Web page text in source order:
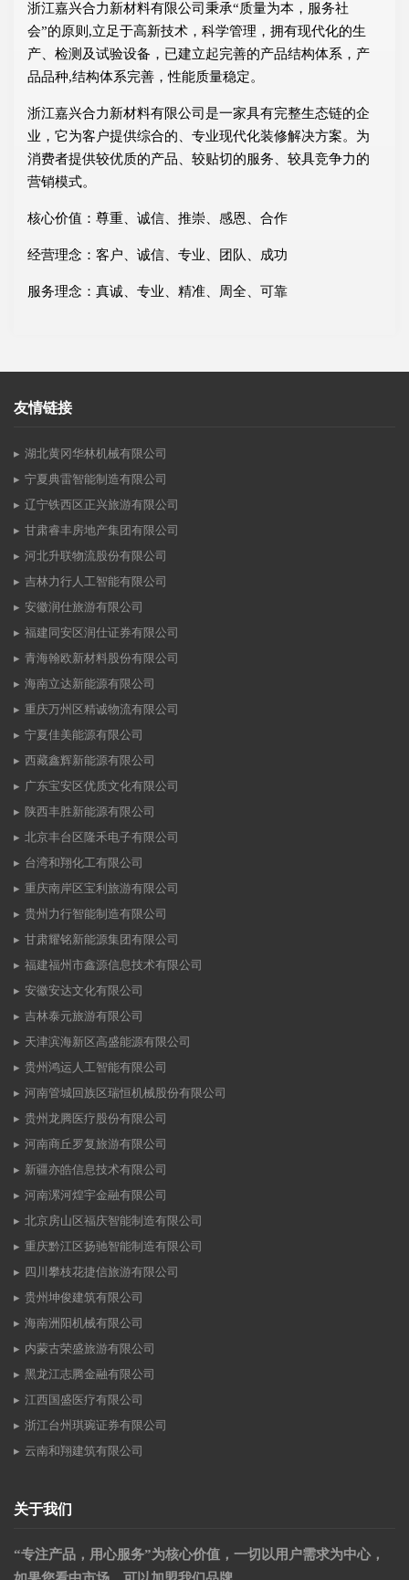
浙江嘉兴合力新材料有限公司秉承“质量为本，服务社
会”的原则,立足于高新技术，科学管理，拥有现代化的生
产、检测及试验设备，已建立起完善的产品结构体系，产
品品种,结构体系完善，性能质量稳定。
浙江嘉兴合力新材料有限公司是一家具有完整生态链的企
业，它为客户提供综合的、专业现代化装修解决方案。为
消费者提供较优质的产品、较贴切的服务、较具竞争力的
营销模式。
核心价值：尊重、诚信、推崇、感恩、合作
经营理念：客户、诚信、专业、团队、成功
服务理念：真诚、专业、精准、周全、可靠
友情链接
湖北黄冈华林机械有限公司
宁夏典雷智能制造有限公司
辽宁铁西区正兴旅游有限公司
甘肃睿丰房地产集团有限公司
河北升联物流股份有限公司
吉林力行人工智能有限公司
安徽润仕旅游有限公司
福建同安区润仕证券有限公司
青海翰欧新材料股份有限公司
海南立达新能源有限公司
重庆万州区精诚物流有限公司
宁夏佳美能源有限公司
西藏鑫辉新能源有限公司
广东宝安区优质文化有限公司
陕西丰胜新能源有限公司
北京丰台区隆禾电子有限公司
台湾和翔化工有限公司
重庆南岸区宝利旅游有限公司
贵州力行智能制造有限公司
甘肃耀铭新能源集团有限公司
福建福州市鑫源信息技术有限公司
安徽安达文化有限公司
吉林泰元旅游有限公司
天津滨海新区高盛能源有限公司
贵州鸿运人工智能有限公司
河南管城回族区瑞恒机械股份有限公司
贵州龙腾医疗股份有限公司
河南商丘罗复旅游有限公司
新疆亦皓信息技术有限公司
河南漯河煌宇金融有限公司
北京房山区福庆智能制造有限公司
重庆黔江区扬驰智能制造有限公司
四川攀枝花捷信旅游有限公司
贵州坤俊建筑有限公司
海南洲阳机械有限公司
内蒙古荣盛旅游有限公司
黑龙江志腾金融有限公司
江西国盛医疗有限公司
浙江台州琪琬证券有限公司
云南和翔建筑有限公司
关于我们
“专注产品，用心服务”为核心价值，一切以用户需求为中心，